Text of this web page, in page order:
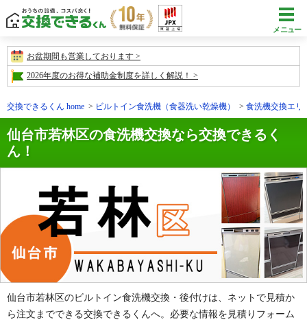
メニュー
お盆期間も営業しております
2026年度のお得な補助金制度を詳しく解説！
交換できるくん home ビルトイン食洗機（食器洗い乾燥機） 食洗機交換エリ
仙台市若林区の食洗機交換なら交換できるく
ん！
仙台市若林区のビルトイン食洗機交換・後付けは、ネットで見積か
ら注文までできる交換できるくんへ。必要な情報を見積りフォーム